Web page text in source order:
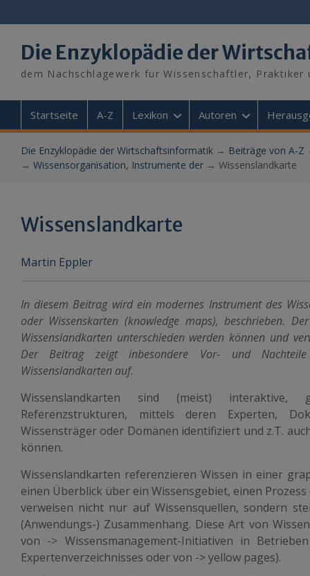
to
Die Enzyklopädie der
dem Nachschlagewerk für Wissenschaftler, Praktiker
Startseite A-Z Lexikon Autoren
Die Enzyklopädie der Wirtschaftsinformatik→ Beiträge von A-Z
→ Wissensorganisation, Instrumente der→ Wissenslandkarte
Wissenslandkarte
Martin Eppler
In diesem Beitrag wird ein modernes Instrument des
oder Wissenskarten (knowledge maps), beschrieben.
Wissenslandkarten unterschieden werden können und
Der Beitrag zeigt inbesondere Vor- und
Wissenslandkarten auf.
Wissenslandkarten sind (meist) interaktive,
Referenzstrukturen, mittels deren Experten,
Wissensträger oder Domänen identifiziert und z.T.
können.
Wissenslandkarten referenzieren Wissen in einer
einen Überblick über ein Wissensgebiet, einen
verweisen nicht nur auf Wissensquellen, sondern
(Anwendungs-) Zusammenhang. Diese Art von
von -> Wissensmanagement-Initiativen in
Expertenverzeichnisses oder von -> yellow pages).